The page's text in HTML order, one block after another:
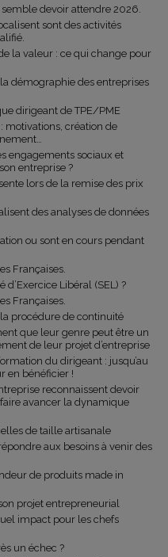
semble devoir attendre 2026.
sont des activités
la valeur : ce qui change pour
démographie des entreprises
dirigeant de TPE/PME
motivations, création de
engagements sociaux et
entreprise ?
lors de la remise des prix
des analyses de données
ou sont en cours pendant
Françaises.
d’Exercice Libéral (SEL) ?
Françaises.
procédure de continuité
que leur genre peut être un
de leur projet d’entreprise
du dirigeant : jusqu’au
en bénéficier !
reconnaissent devoir
avancer la dynamique
de taille artisanale
aux besoins à venir des
de produits made in
projet entrepreneurial
impact pour les chefs
un échec ?